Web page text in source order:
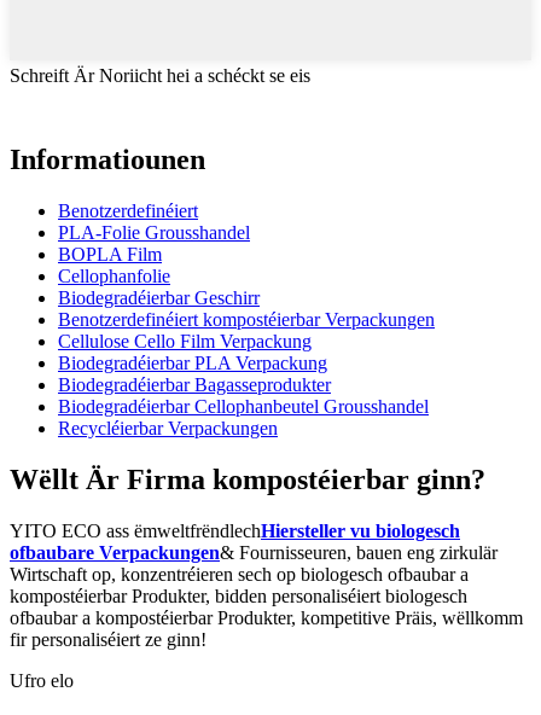
Schreift Är Noriicht hei a schéckt se eis
Informatiounen
Benotzerdefinéiert
PLA-Folie Grousshandel
BOPLA Film
Cellophanfolie
Biodegradéierbar Geschirr
Benotzerdefinéiert kompostéierbar Verpackungen
Cellulose Cello Film Verpackung
Biodegradéierbar PLA Verpackung
Biodegradéierbar Bagasseprodukter
Biodegradéierbar Cellophanbeutel Grousshandel
Recycléierbar Verpackungen
Wëllt Är Firma kompostéierbar ginn?
YITO ECO ass ëmweltfrëndlechHiersteller vu biologesch
ofbaubare Verpackungen& Fournisseuren, bauen eng zirkulär
Wirtschaft op, konzentréieren sech op biologesch ofbaubar a
kompostéierbar Produkter, bidden personaliséiert biologesch
ofbaubar a kompostéierbar Produkter, kompetitive Präis, wëllkomm
fir personaliséiert ze ginn!
Ufro elo